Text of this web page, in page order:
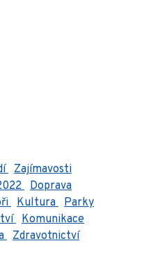
Zajímavosti
Doprava
Kultura Parky
Komunikace
Zdravotnictví